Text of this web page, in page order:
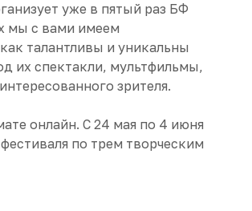
уже в пятый раз БФ
мы с вами имеем
талантливы и уникальны
их спектакли, мультфильмы,
зрителя.
онлайн. С 24 мая по 4 июня
по трем творческим